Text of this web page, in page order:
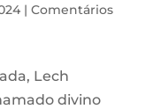
| Comentários
Lech
divino